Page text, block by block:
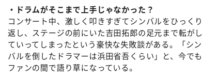
・ドラムがそこまで上手じゃなかった？
コンサート中、激しく叩きすぎてシンバルをひっくり
返し、ステージの前にいた吉田拓郎の足元まで転がし
ていってしまったという豪快な失敗談がある。「シン
バルを倒したドラマーは浜田省吾くらい」と、今でも
ファンの間で語り草になっている。